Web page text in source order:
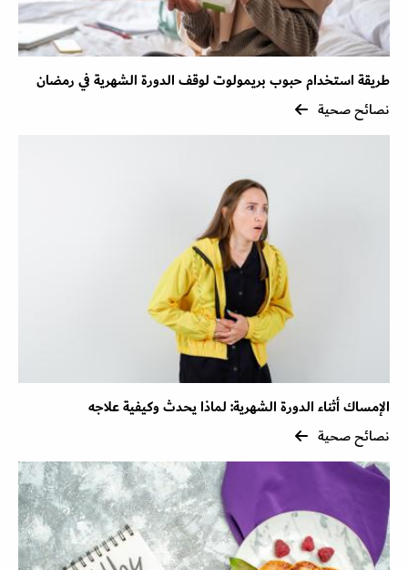
طريقة استخدام حبوب بريمولوت لوقف الدورة الشهرية في رمضان
نصائح صحية
الإمساك أثناء الدورة الشهرية: لماذا يحدث وكيفية علاجه
نصائح صحية